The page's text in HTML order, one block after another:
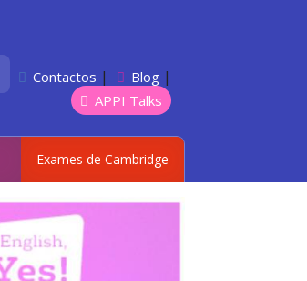
Contactos | Blog|
APPI Talks
Exames de Cambridge